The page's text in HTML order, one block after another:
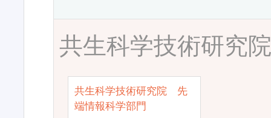
共生科学技術研究
共生科学技術研究院 先
端情報科学部門